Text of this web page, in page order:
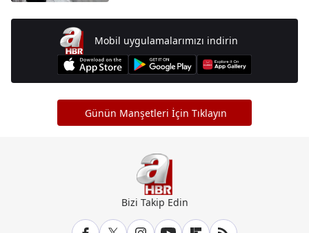
Mobil uygulamalarımızı indirin
Günün Manşetleri İçin Tıklayın
Bizi Takip Edin